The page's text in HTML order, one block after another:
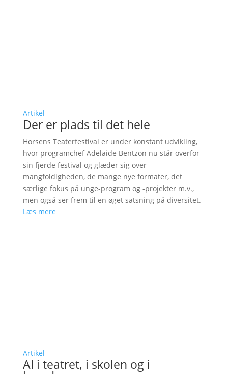
Artikel
Der er plads til det hele
Horsens Teaterfestival er under konstant udvikling,
hvor programchef Adelaide Bentzon nu står overfor
sin fjerde festival og glæder sig over
mangfoldigheden, de mange nye formater, det
særlige fokus på unge-program og -projekter m.v.,
men også ser frem til en øget satsning på diversitet.
Læs mere
Artikel
AI i teatret, i skolen og i